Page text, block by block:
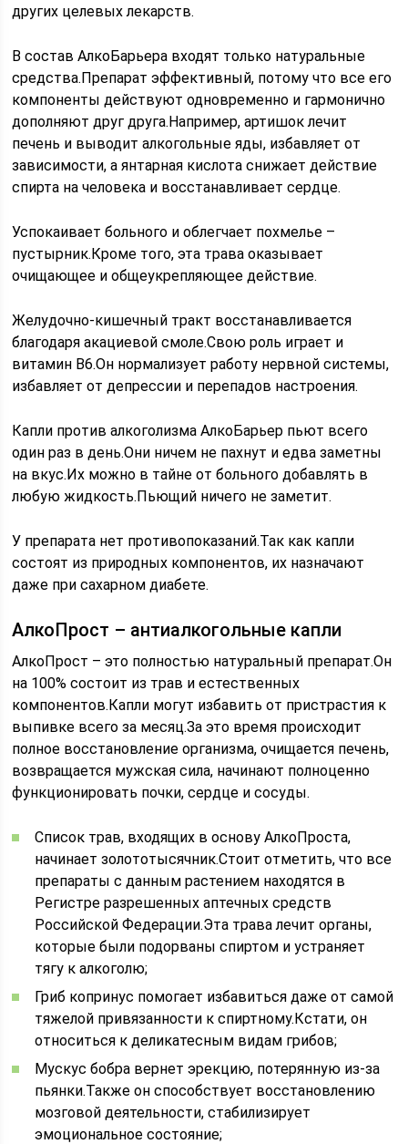
других целевых лекарств.
В состав АлкоБарьера входят только натуральные
средства.Препарат эффективный, потому что все его
компоненты действуют одновременно и гармонично
дополняют друг друга.Например, артишок лечит
печень и выводит алкогольные яды, избавляет от
зависимости, а янтарная кислота снижает действие
спирта на человека и восстанавливает сердце.
Успокаивает больного и облегчает похмелье –
пустырник.Кроме того, эта трава оказывает
очищающее и общеукрепляющее действие.
Желудочно-кишечный тракт восстанавливается
благодаря акациевой смоле.Свою роль играет и
витамин В6.Он нормализует работу нервной системы,
избавляет от депрессии и перепадов настроения.
Капли против алкоголизма АлкоБарьер пьют всего
один раз в день.Они ничем не пахнут и едва заметны
на вкус.Их можно в тайне от больного добавлять в
любую жидкость.Пьющий ничего не заметит.
У препарата нет противопоказаний.Так как капли
состоят из природных компонентов, их назначают
даже при сахарном диабете.
АлкоПрост – антиалкогольные капли
АлкоПрост – это полностью натуральный препарат.Он
на 100% состоит из трав и естественных
компонентов.Капли могут избавить от пристрастия к
выпивке всего за месяц.За это время происходит
полное восстановление организма, очищается печень,
возвращается мужская сила, начинают полноценно
функционировать почки, сердце и сосуды.
Список трав, входящих в основу АлкоПроста,
начинает золототысячник.Стоит отметить, что все
препараты с данным растением находятся в
Регистре разрешенных аптечных средств
Российской Федерации.Эта трава лечит органы,
которые были подорваны спиртом и устраняет
тягу к алкоголю;
Гриб копринус помогает избавиться даже от самой
тяжелой привязанности к спиртному.Кстати, он
относиться к деликатесным видам грибов;
Мускус бобра вернет эрекцию, потерянную из-за
пьянки.Также он способствует восстановлению
мозговой деятельности, стабилизирует
эмоциональное состояние;